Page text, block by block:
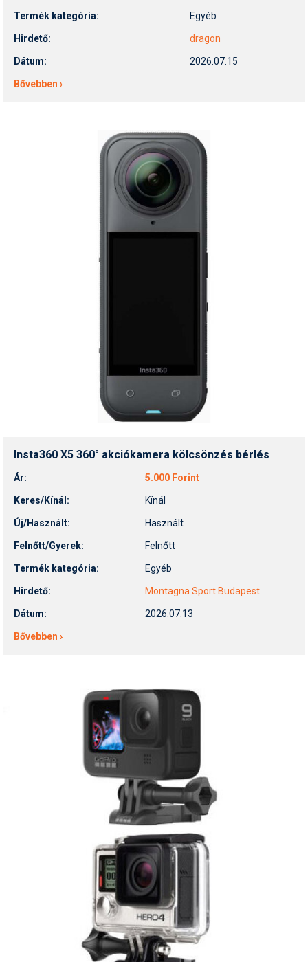
Termék kategória: Egyéb
Hirdető: dragon
Dátum: 2026.07.15
Bővebben ›
Insta360 X5 360° akciókamera kölcsönzés bérlés
Ár: 5.000 Forint
Keres/Kínál: Kínál
Új/Használt: Használt
Felnőtt/Gyerek: Felnőtt
Termék kategória: Egyéb
Hirdető: Montagna Sport Budapest
Dátum: 2026.07.13
Bővebben ›